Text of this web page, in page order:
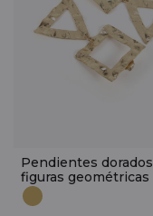
Pendientes dorados
figuras geométricas